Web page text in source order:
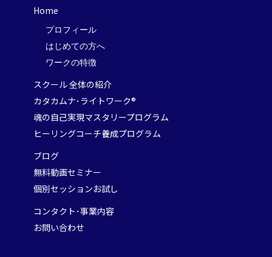
Home
プロフィール
はじめての方へ
ワークの特徴
スクール 全体の紹介
カタカムナ･ライトワーク®
魂の自己実現マスタリープログラム
ヒーリングコーチ養成プログラム
ブログ
無料動画セミナー
個別セッションお試し
コンタクト･事業内容
お問い合わせ